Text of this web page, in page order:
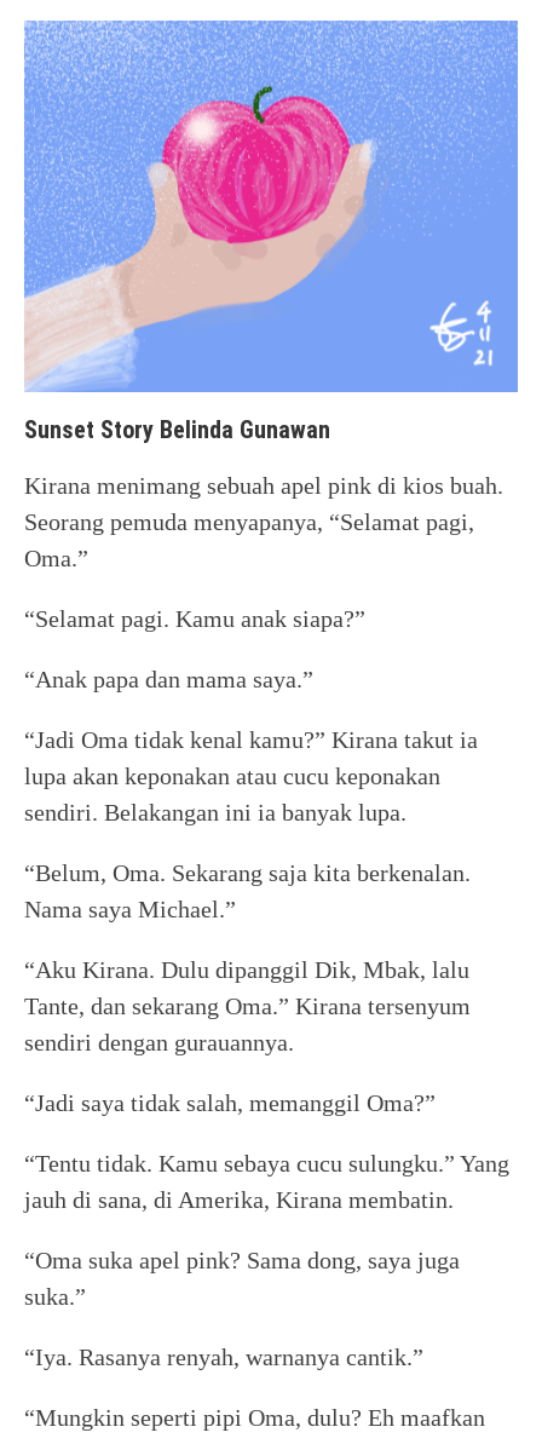
Sunset Story Belinda Gunawan
Kirana menimang sebuah apel pink di kios buah.
Seorang pemuda menyapanya, “Selamat pagi,
Oma.”
“Selamat pagi. Kamu anak siapa?”
“Anak papa dan mama saya.”
“Jadi Oma tidak kenal kamu?” Kirana takut ia
lupa akan keponakan atau cucu keponakan
sendiri. Belakangan ini ia banyak lupa.
“Belum, Oma. Sekarang saja kita berkenalan.
Nama saya Michael.”
“Aku Kirana. Dulu dipanggil Dik, Mbak, lalu
Tante, dan sekarang Oma.” Kirana tersenyum
sendiri dengan gurauannya.
“Jadi saya tidak salah, memanggil Oma?”
“Tentu tidak. Kamu sebaya cucu sulungku.” Yang
jauh di sana, di Amerika, Kirana membatin.
“Oma suka apel pink? Sama dong, saya juga
suka.”
“Iya. Rasanya renyah, warnanya cantik.”
“Mungkin seperti pipi Oma, dulu? Eh maafkan